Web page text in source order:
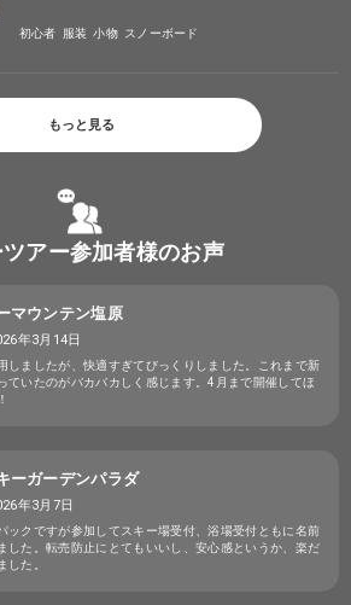
初心者 服装 小物 スノーボード
もっと見る
アー参加者様のお声
マウンテン塩原
年3月14日
しましたが、快適すぎてびっくりしました。これまで新
ていたのがバカバカしく感じます。4月まで開催してほ
ーガーデンパラダ
年3月7日
ックですが参加してスキー場受付、浴場受付ともに名前
した。転売防止にとてもいいし、安心感というか、楽だ
した。